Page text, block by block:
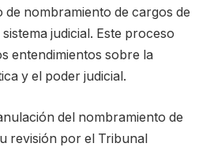
de nombramiento de cargos de
judicial. Este proceso
entendimientos sobre la
y el poder judicial.
del nombramiento de
revisión por el Tribunal